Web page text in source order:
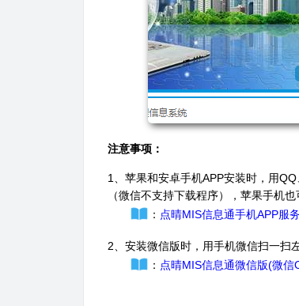
注意事项：
1、苹果和安卓手机APP安装时，用
（微信不支持下载程序），苹果手机
： 点晴MIS信息通手机APP服
2、安装微信版时， 用手机微信扫一扫
： 点晴MIS信息通微信版(微信